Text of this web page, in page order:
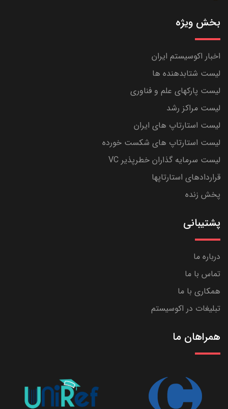
بخش ویژه
اخبار اکوسیستم ایران
لیست شتابدهنده ها
لیست پارکهای علم و فناوری
لیست مراکز رشد
لیست استارتاپ های ایران
لیست استارتاپ های شکست خورده
لیست سرمایه گذاران خطرپذیر VC
قراردادهای استارتاپها
پخش زنده
پشتیبانی
درباره ما
تماس با ما
همکاری با ما
تبلیغات در اکوسیستم
همراهان ما